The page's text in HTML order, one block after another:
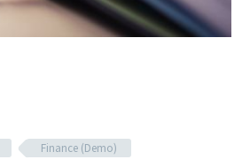
Finance (Demo)